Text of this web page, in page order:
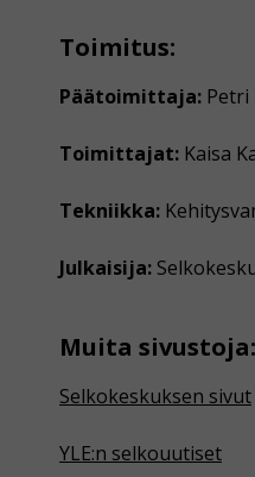
Toimitus:
Päätoimittaja: Petri
Toimittajat: Kaisa
Tekniikka:
Julkaisija:
Muita sivustoja:
Selkokeskuksen sivut
YLE:n selkouutiset